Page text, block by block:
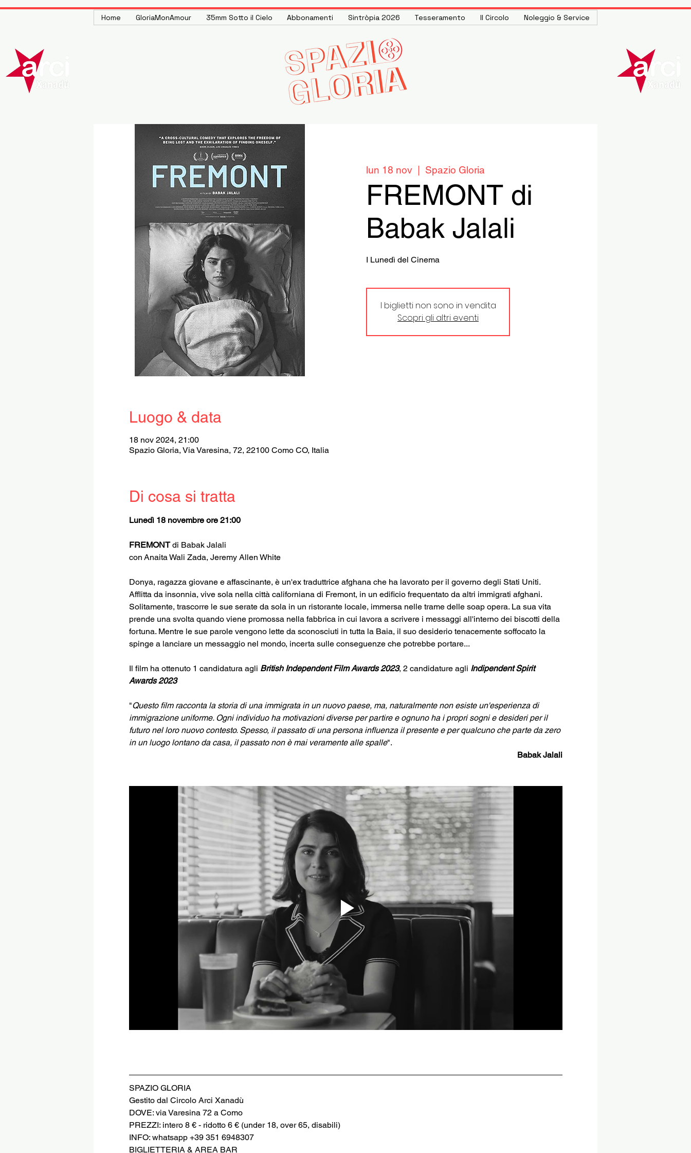
Home GloriaMonAmour 35mm Sotto il Cielo Abbonamenti Sintròpia 2026 Tesseramento Il Circolo Noleggio & Service
lun 18 nov Spazio Gloria
FREMONT di
Babak Jalali
I Lunedì del Cinema
I biglietti non sono in vendita
Scopri gli altri eventi
Luogo & data
18 nov 2024, 21:00
Spazio Gloria, Via Varesina, 72, 22100 Como CO, Italia
Di cosa si tratta
Lunedì 18 novembre ore 21:00
FREMONT di Babak Jalali
con Anaita Wali Zada, Jeremy Allen White
Donya, ragazza giovane e affascinante, è un'ex traduttrice afghana che ha lavorato per il governo degli Stati Uniti.
Afflitta da insonnia, vive sola nella città californiana di Fremont, in un edificio frequentato da altri immigrati afghani.
Solitamente, trascorre le sue serate da sola in un ristorante locale, immersa nelle trame delle soap opera. La sua vita
prende una svolta quando viene promossa nella fabbrica in cui lavora a scrivere i messaggi all'interno dei biscotti della
fortuna. Mentre le sue parole vengono lette da sconosciuti in tutta la Baia, il suo desiderio tenacemente soffocato la
spinge a lanciare un messaggio nel mondo, incerta sulle conseguenze che potrebbe portare...
Il film ha ottenuto 1 candidatura agli British Independent Film Awards 2023, 2 candidature agli Indipendent Spirit
Awards 2023
"Questo film racconta la storia di una immigrata in un nuovo paese, ma, naturalmente non esiste un'esperienza di
immigrazione uniforme. Ogni individuo ha motivazioni diverse per partire e ognuno ha i propri sogni e desideri per il
futuro nel loro nuovo contesto. Spesso, il passato di una persona influenza il presente e per qualcuno che parte da zero
in un luogo lontano da casa, il passato non è mai veramente alle spalle".
Babak Jalali
SPAZIO GLORIA
Gestito dal Circolo Arci Xanadù
DOVE: via Varesina 72 a Como
PREZZI: intero 8 € - ridotto 6 € (under 18, over 65, disabili)
INFO: whatsapp +39 351 6948307
BIGLIETTERIA & AREA BAR